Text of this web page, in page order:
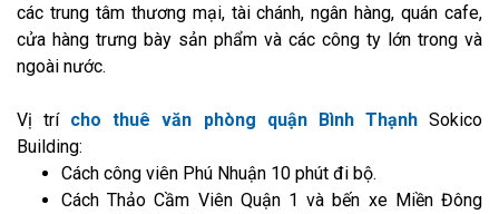
các trung tâm thương mại, tài chánh, ngân hàng, quán cafe,
cửa hàng trưng bày sản phẩm và các công ty lớn trong và
ngoài nước.
Vị trí cho thuê văn phòng quận Bình ThạnhSokico
Building:
Cách công viên Phú Nhuận 10 phút đi bộ.
Cách Thảo Cầm Viên Quận 1 và bến xe Miền Đông